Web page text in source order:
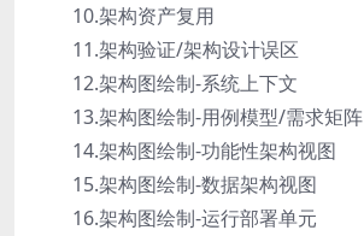
10.架构资产复用
11.架构验证/架构设计误区
12.架构图绘制-系统上下文
13.架构图绘制-用例模型/需求矩阵
14.架构图绘制-功能性架构视图
15.架构图绘制-数据架构视图
16.架构图绘制-运行部署单元